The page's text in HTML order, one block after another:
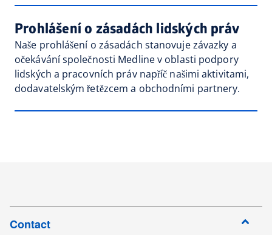
Prohlášení o zásadách lidských práv
Naše prohlášení o zásadách stanovuje závazky a
očekávání společnosti Medline v oblasti podpory
lidských a pracovních práv napříč našimi aktivitami,
dodavatelským řetězcem a obchodními partnery.
Contact